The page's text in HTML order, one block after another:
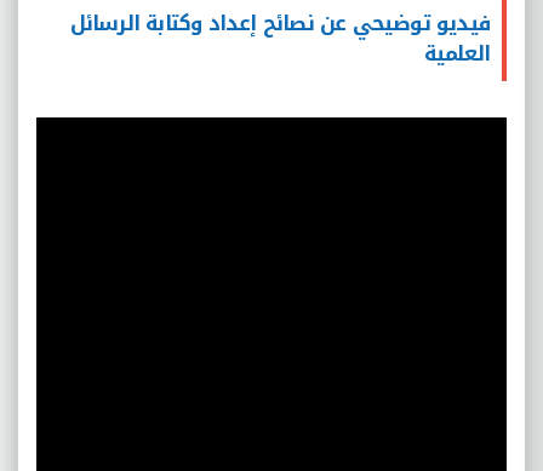
فيديو توضيحي عن نصائح إعداد وكتابة الرسائل
العلمية